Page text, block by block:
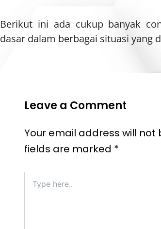
Berikut ini ada cukup banyak
dasar dalam berbagai situasi yang
Leave a Comment
Your email address will not
fields are marked *
here..